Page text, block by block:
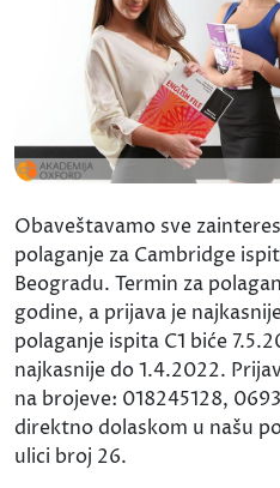
Obaveštavamo sve
polaganje za Cambridge
Beogradu. Termin za
godine, a prijava je
polaganje ispita C1 biće
najkasnije do 1.4.2022.
na brojeve: 018245128,
direktno dolaskom u našu
ulici broj 26.